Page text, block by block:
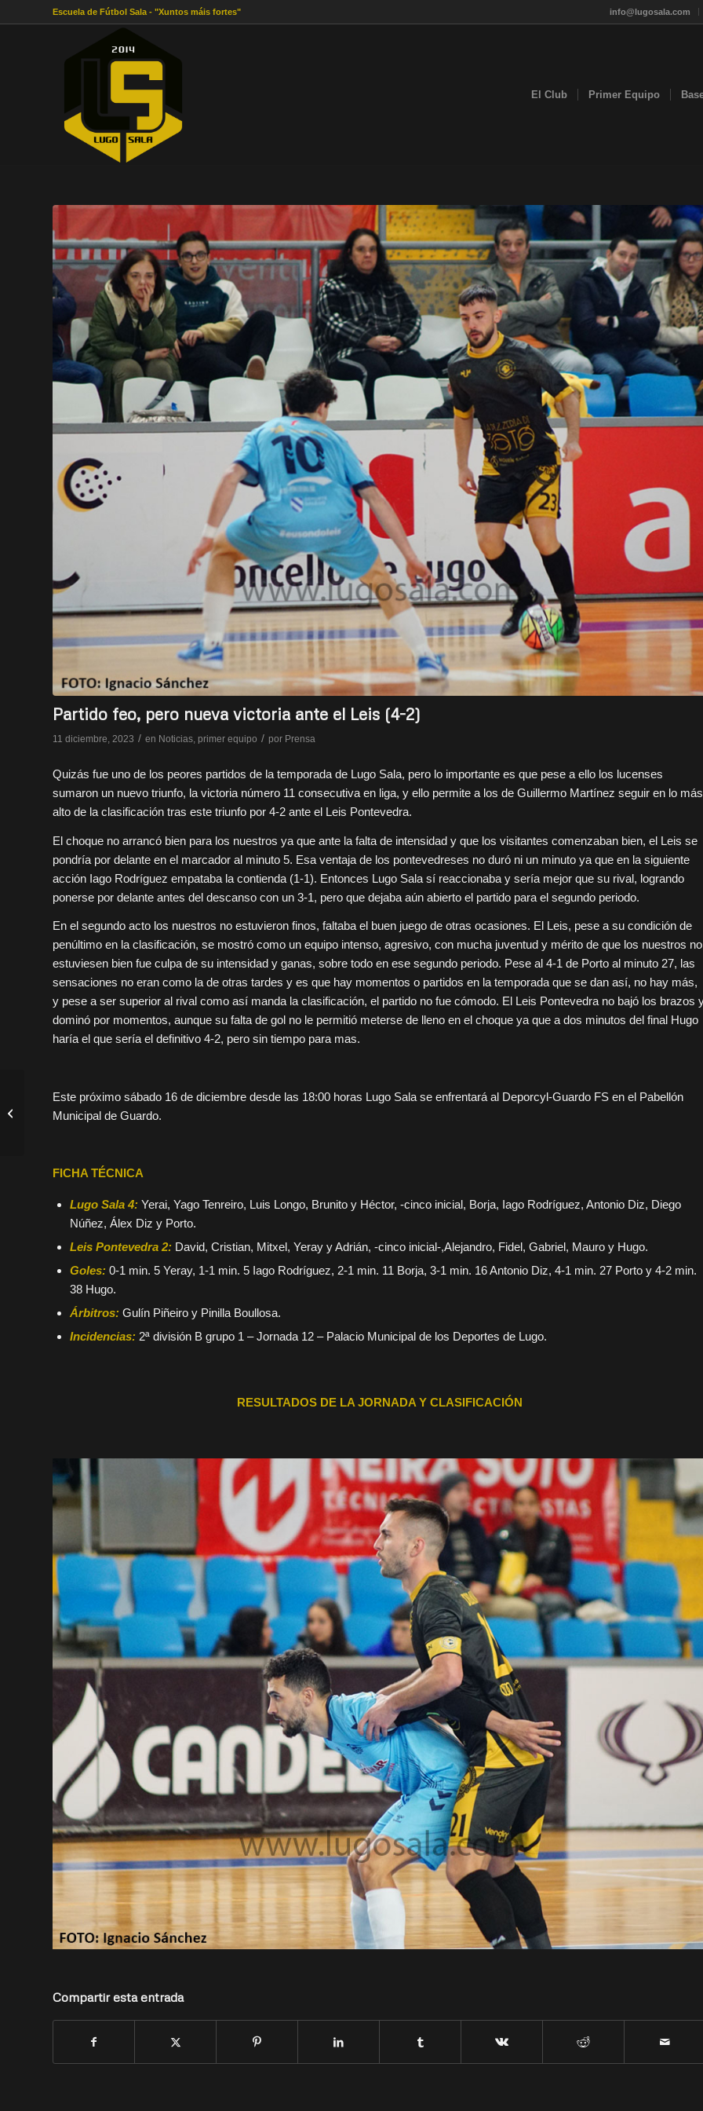
info@lugosala.com
Escuela de Fútbol Sala - "Xuntos máis fortes"
El Club Primer Equipo
Partido feo, pero nueva victoria ante el Leis (4-2)
11 diciembre, 2023 / en Noticias, primer equipo / por Prensa
Quizás fue uno de los peores partidos de la temporada de Lugo Sala, pero lo importante es que pese a ello los lucenses
sumaron un nuevo triunfo, la victoria número 11 consecutiva en liga, y ello permite a los de Guillermo Martínez seguir en lo más
alto de la clasificación tras este triunfo por 4-2 ante el Leis Pontevedra.
El choque no arrancó bien para los nuestros ya que ante la falta de intensidad y que los visitantes comenzaban bien, el Leis se
pondría por delante en el marcador al minuto 5. Esa ventaja de los pontevedreses no duró ni un minuto ya que en la siguiente
acción Iago Rodríguez empataba la contienda (1-1). Entonces Lugo Sala sí reaccionaba y sería mejor que su rival, logrando
ponerse por delante antes del descanso con un 3-1, pero que dejaba aún abierto el partido para el segundo periodo.
En el segundo acto los nuestros no estuvieron finos, faltaba el buen juego de otras ocasiones. El Leis, pese a su condición de
penúltimo en la clasificación, se mostró como un equipo intenso, agresivo, con mucha juventud y mérito de que los nuestros no
estuviesen bien fue culpa de su intensidad y ganas, sobre todo en ese segundo periodo. Pese al 4-1 de Porto al minuto 27, las
sensaciones no eran como la de otras tardes y es que hay momentos o partidos en la temporada que se dan así, no hay más,
y pese a ser superior al rival como así manda la clasificación, el partido no fue cómodo. El Leis Pontevedra no bajó los brazos
dominó por momentos, aunque su falta de gol no le permitió meterse de lleno en el choque ya que a dos minutos del final Hugo
haría el que sería el definitivo 4-2, pero sin tiempo para mas.
Este próximo sábado 16 de diciembre desde las 18:00 horas Lugo Sala se enfrentará al Deporcyl-Guardo FS en el Pabellón
Municipal de Guardo.
FICHA TÉCNICA
Lugo Sala 4: Yerai, Yago Tenreiro, Luis Longo, Brunito y Héctor, -cinco inicial, Borja, Iago Rodríguez, Antonio Diz, Diego
Núñez, Álex Diz y Porto.
Leis Pontevedra 2: David, Cristian, Mitxel, Yeray y Adrián, -cinco inicial-,Alejandro, Fidel, Gabriel, Mauro y Hugo.
Goles: 0-1 min. 5 Yeray, 1-1 min. 5 Iago Rodríguez, 2-1 min. 11 Borja, 3-1 min. 16 Antonio Diz, 4-1 min. 27 Porto y 4-2 min.
38 Hugo.
Árbitros: Gulín Piñeiro y Pinilla Boullosa.
Incidencias: 2ª división B grupo 1 – Jornada 12 – Palacio Municipal de los Deportes de Lugo.
RESULTADOS DE LA JORNADA Y CLASIFICACIÓN
Compartir esta entrada
del alevín en el derbi y
victoria del cadete en